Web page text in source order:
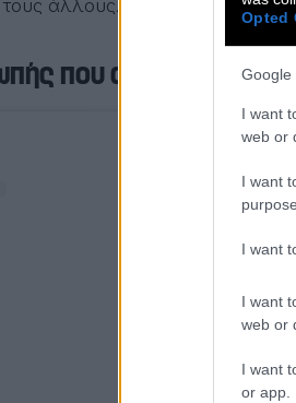
Opted
Google
I want
web or
I want
I want
I want
web or
I want
or app.
άλλους.
που αλλάζει τα